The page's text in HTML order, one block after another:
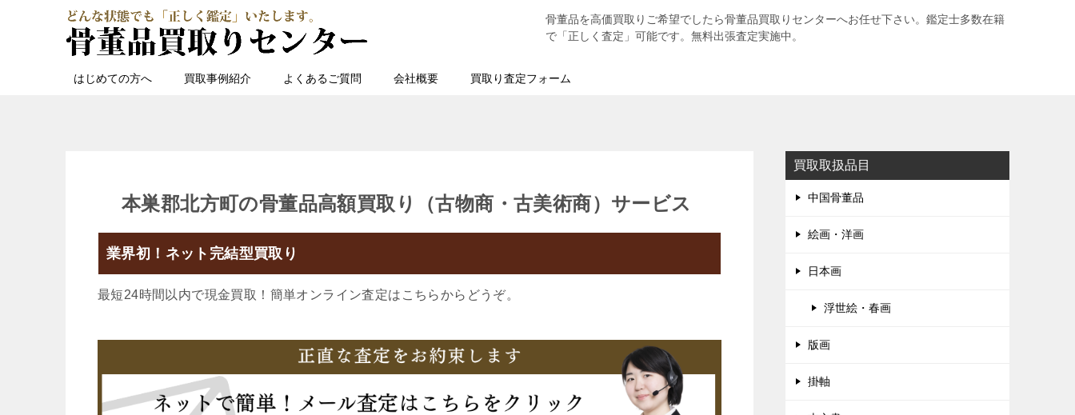
骨董品を高価買取りご希望でしたら骨董品買取りセンターへお任せ下さい。鑑定士多数在籍
で「正しく査定」可能です。無料出張査定実施中。
はじめての方へ 買取事例紹介 よくあるご質問 会社概要 買取り査定フォーム
本巣郡北方町の骨董品高額買取り（古物商・古美術商）サービス
業界初！ネット完結型買取り
最短24時間以内で現金買取！簡単オンライン査定はこちらからどうぞ。
買取取扱品目
中国骨董品
絵画・洋画
日本画
浮世絵・春画
版画
掛軸